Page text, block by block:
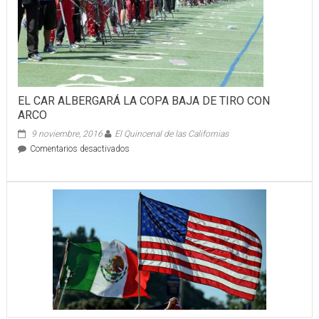
EL CAR ALBERGARÁ LA COPA BAJA DE TIRO CON
ARCO
9 noviembre, 2016
El Quincenal de las Californias
Comentarios desactivadosen
LA
COPA
BAJA
DE
TIRO
CON
ARCO